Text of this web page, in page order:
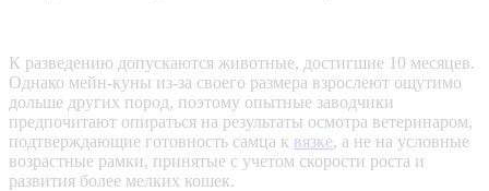
К разведению допускаются животные, достигшие 10 месяцев.
Однако мейн-куны из-за своего размера взрослеют ощутимо
дольше других пород, поэтому опытные заводчики
предпочитают опираться на результаты осмотра ветеринаром,
подтверждающие готовность самца к вязке, а не на условные
возрастные рамки, принятые с учетом скорости роста и
развития более мелких кошек.